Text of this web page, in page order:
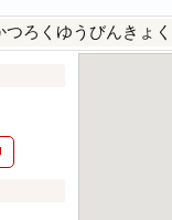
つろくゆうびんきょ